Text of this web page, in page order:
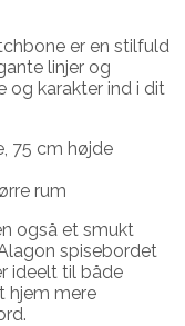
er en stilfuld
linjer og
og karakter ind i dit
75 cm højde
rum
også et smukt
spisebordet
ideelt til både
hjem mere